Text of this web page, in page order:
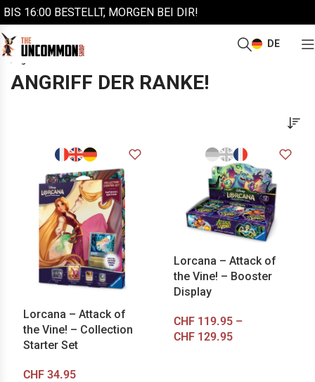
BIS 16:00 BESTELLT, MORGEN BEI DIR!
DE
Start/Weitere Sammelkarten Produkte nach Sets/
Angriff der Ranke!
ANGRIFF DER RANKE!
Lorcana – Attack of
the Vine! – Collection
Starter Set
CHF 34.95
Lorcana – Attack of
the Vine! – Booster
Display
CHF119.95 –
CHF129.95